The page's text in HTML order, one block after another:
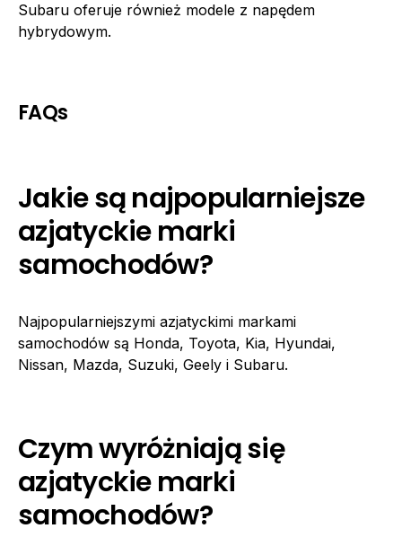
Subaru oferuje również modele z napędem
hybrydowym.
FAQs
Jakie są najpopularniejsze
azjatyckie marki
samochodów?
Najpopularniejszymi azjatyckimi markami
samochodów są Honda, Toyota, Kia, Hyundai,
Nissan, Mazda, Suzuki, Geely i Subaru.
Czym wyróżniają się
azjatyckie marki
samochodów?